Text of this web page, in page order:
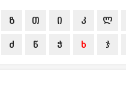
ზ თ ი კ ლ
ძ წ ჭ ხ ჯ